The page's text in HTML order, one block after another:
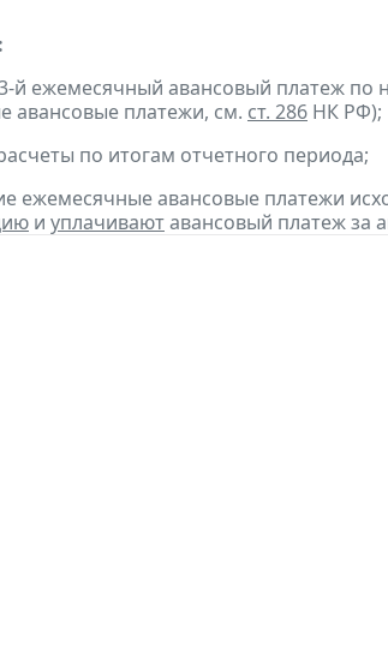
й ежемесячный авансовый платеж по
авансовые платежи, см. ст. 286 НК РФ);
по итогам отчетного периода;
ежемесячные авансовые платежи
и уплачиваютавансовый платеж за